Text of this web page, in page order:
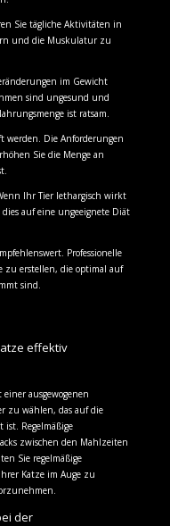
Sie tägliche Aktivitäten in
und die Muskulatur zu
im Gewicht
sind ungesund und
ist ratsam.
werden. Die Anforderungen
Sie die Menge an
Ihr Tier lethargisch wirkt
auf eine ungeeignete Diät
Professionelle
erstellen, die optimal auf
sind.
effektiv
ausgewogenen
zu wählen, das auf die
ist. Regelmäßige
zwischen den Mahlzeiten
Sie regelmäßige
Katze im Auge zu
der